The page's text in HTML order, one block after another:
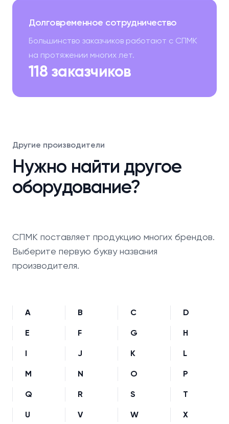
118 заказчиков
Долговременное сотрудничество
Большинство заказчиков работают с СПМК
на протяжении многих лет.
Другие производители
Нужно найти другое
оборудование?
СПМК поставляет продукцию многих брендов.
Выберите первую букву названия
производителя.
A B C D
E F G H
I J K L
M N O P
Q R S T
U V W X